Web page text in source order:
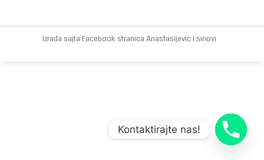
Izrada sajta Facebook stranica Anastasijevic i sinovi
Kontaktirajte nas!